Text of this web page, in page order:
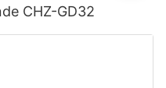
CHZ-GD32